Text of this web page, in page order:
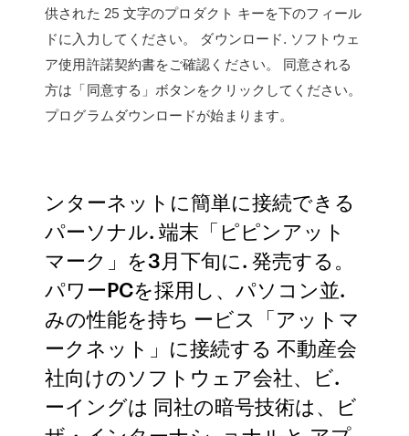
供された 25 文字のプロダクト キーを下のフィール
ドに入力してください。 ダウンロード. ソフトウェ
ア使用許諾契約書をご確認ください。 同意される
方は「同意する」ボタンをクリックしてください。
プログラムダウンロードが始まります。
ンターネットに簡単に接続できる
パーソナル. 端末「ピピンアット
マーク」を3月下旬に. 発売する。
パワーPCを採用し、パソコン並.
みの性能を持ち ービス「アットマ
ークネット」に接続する 不動産会
社向けのソフトウェア会社、ビ.
ーイングは 同社の暗号技術は、ビ